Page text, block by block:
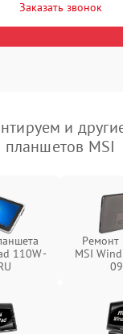
Заказать звонок
и
планшетов MSI
110W-
Ремонт
MSI